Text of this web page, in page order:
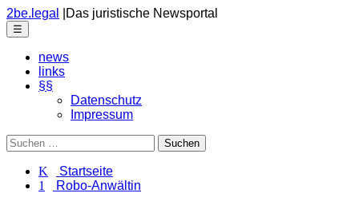
Skip
to
the
content
2be.legal Das juristische Newsportal
☰
news
links
§§
Datenschutz
Impressum
Suchen
nach:
K Startseite
1 Robo-Anwältin